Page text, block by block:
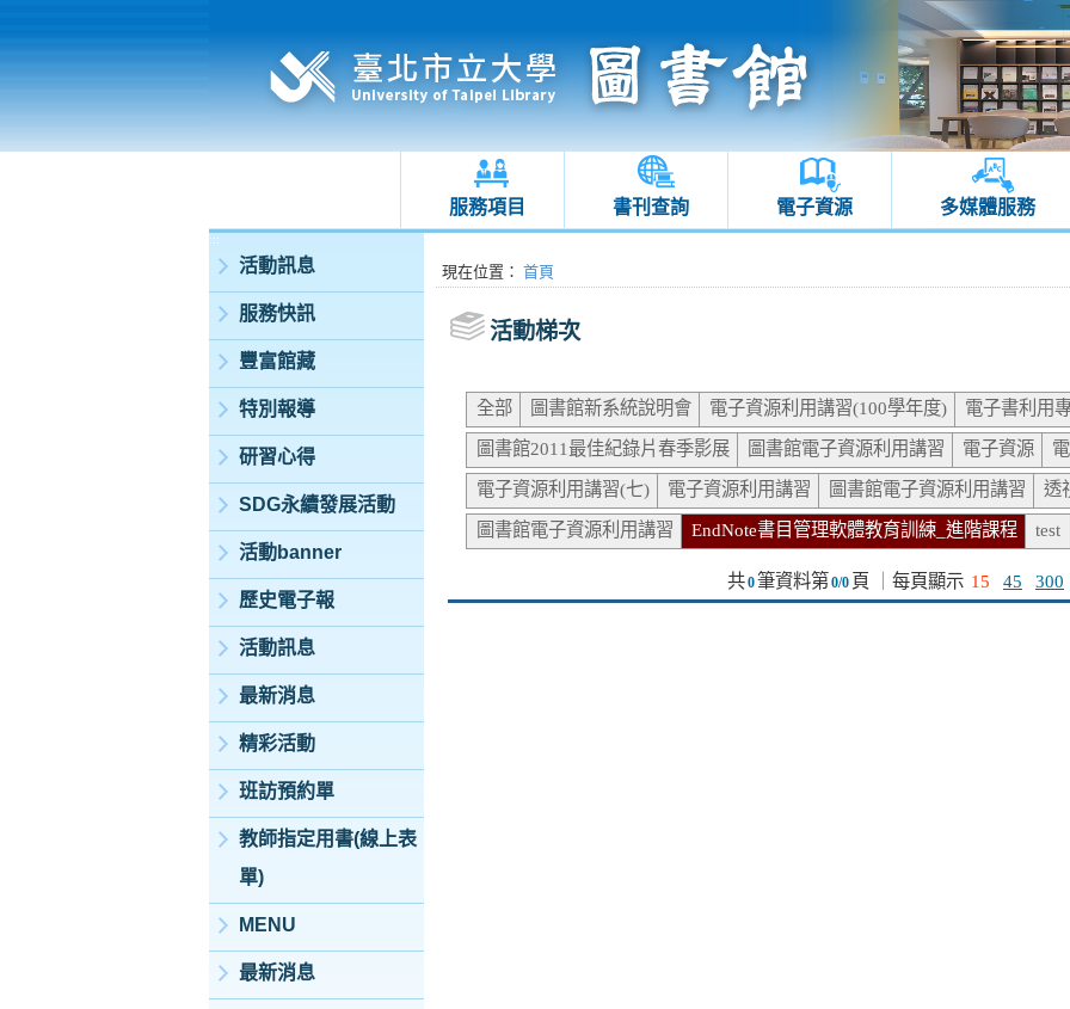
服務項目 書刊查詢 電子資源 多媒體服務
:::
活動訊息
服務快訊
豐富館藏
特別報導
研習心得
SDG永續發展活動
活動banner
歷史電子報
活動訊息
最新消息
精彩活動
班訪預約單
教師指定用書(線上表
單)
MENU
最新消息
:::現在位置 ： 首頁
活動梯次
全部 圖書館新系統說明會 電子資源利用講習(100學年度)
電子書利用
圖書館2011最佳紀錄片春季影展
圖書館電子資源利用講習 電子資源
電子資源利用講習(七)
電子資源利用講習 圖書館電子資源利用講習
透
圖書館電子資源利用講習
EndNote書目管理軟體教育訓練_進階課程 test
共0筆資料第 0/0 頁 每頁顯示 15 45 300